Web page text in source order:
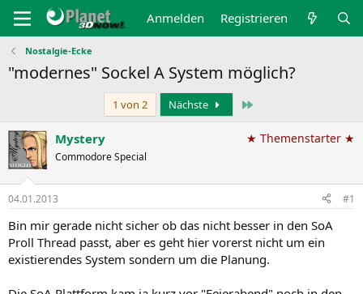
Anmelden Registrieren
Nostalgie-Ecke
"modernes" Sockel A System möglich?
1 von 2 Nächste
Mystery
Commodore Special
★ Themenstarter ★
04.01.2013 #1
Bin mir gerade nicht sicher ob das nicht besser in den SoA
Proll Thread passt, aber es geht hier vorerst nicht um ein
existierendes System sondern um die Planung.